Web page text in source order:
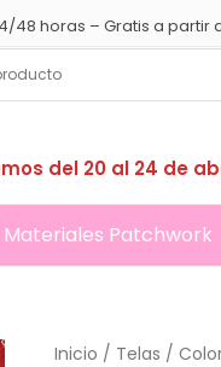
48 horas – Gratis a partir
del 20 al 24 de
Materiales Patchwork
Inicio / Telas /